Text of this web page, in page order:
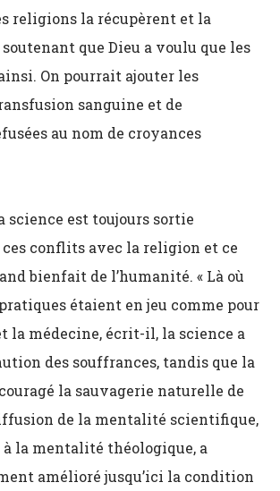
religions la récupèrent et la
que Dieu a voulu que les
On pourrait ajouter les
sanguine et de
au nom de croyances
science est toujours sortie
conflits avec la religion et ce
bienfait de l’humanité. « Là où
étaient en jeu comme pour
la médecine, écrit-il, la science a
des souffrances, tandis que la
la sauvagerie naturelle de
de la mentalité scientifique,
la mentalité théologique, a
amélioré jusqu’ici la condition